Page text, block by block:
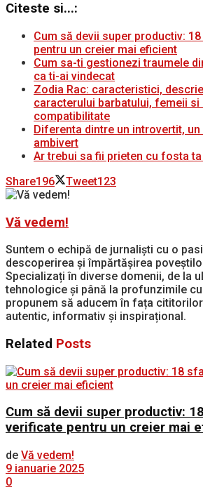
Citeste si...:
Cum să devii super productiv:
pentru un creier mai eficient
Cum sa-ti gestionezi traumele
ca ti-ai vindecat
Zodia Rac: caracteristici,
caracterului barbatului, femeii si
compatibilitate
Diferenta dintre un introvertit,
ambivert
Ar trebui sa fii prieten cu fosta ta
Share196 Tweet123
Vă vedem!
Suntem o echipă de jurnaliști cu o
descoperirea și împărtășirea
Specializați în diverse domenii, de la
tehnologice și până la profunzimile
propunem să aducem în fața
autentic, informativ și inspirațional.
Related Posts
Cum să devii super productiv:
verificate pentru un creier mai
de Vă vedem!
9 ianuarie 2025
0